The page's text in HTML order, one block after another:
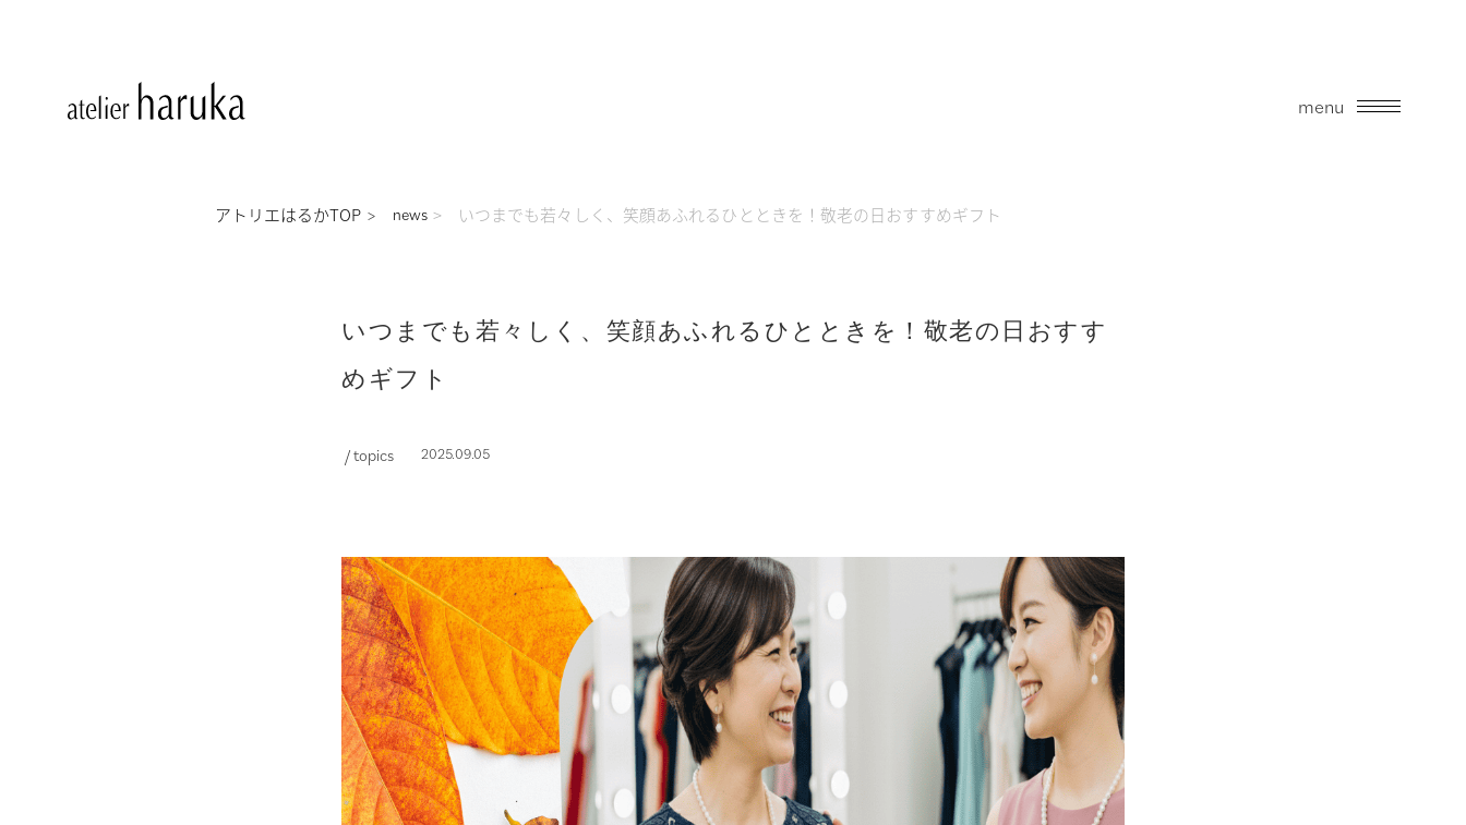
menu
アトリエはるかTOP news いつまでも若々しく、笑顔あふれるひとときを！敬老の日おすすめギフト
いつまでも若々しく、笑顔あふれるひとときを！敬老の日おすす
めギフト
/ topics 2025.09.05